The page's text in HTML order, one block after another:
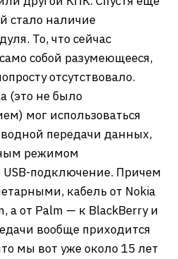
стало наличие
То, что сейчас
собой разумеющееся,
отсутствовало.
(это не было
мог использоваться
передачи данных,
режимом
подключение. Причем
кабель от Nokia
а от Palm — к BlackBerry и
вообще приходится
мы вот уже около 15 лет